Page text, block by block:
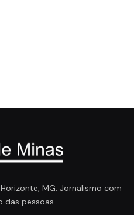
MG. Jornalismo com
das pessoas.